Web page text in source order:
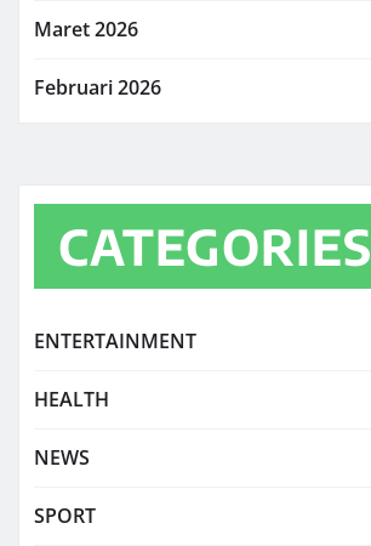
Maret 2026
Februari 2026
CATEGORIES
ENTERTAINMENT
HEALTH
NEWS
SPORT